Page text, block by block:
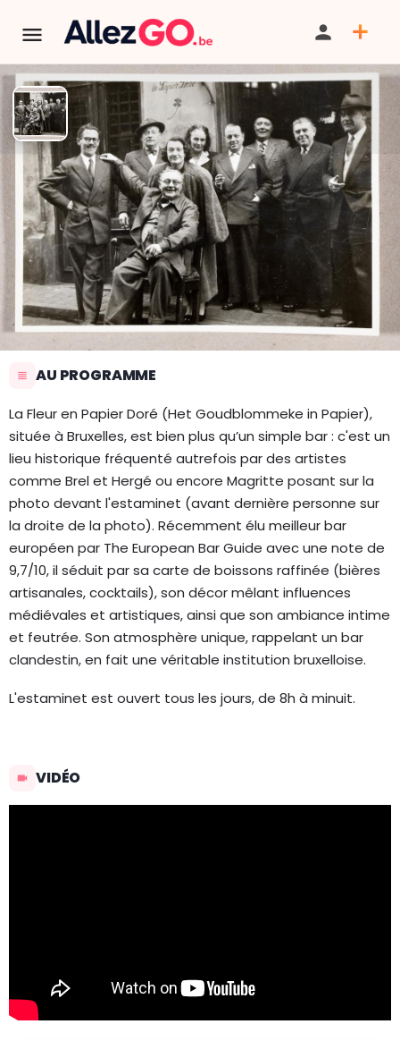
La Fleur en Papier Doré
TÉLÉPHONE
PARTAGER SAUVEGARDER
AU PROGRAMME
La Fleur en Papier Doré (Het Goudblommeke in Papier),
située à Bruxelles, est bien plus qu’un simple bar : c'est un
lieu historique fréquenté autrefois par des artistes
comme Brel et Hergé ou encore Magritte posant sur la
photo devant l'estaminet (avant dernière personne sur
la droite de la photo). Récemment élu meilleur bar
européen par The European Bar Guide avec une note de
9,7/10, il séduit par sa carte de boissons raffinée (bières
artisanales, cocktails), son décor mêlant influences
médiévales et artistiques, ainsi que son ambiance intime
et feutrée. Son atmosphère unique, rappelant un bar
clandestin, en fait une véritable institution bruxelloise.
L'estaminet est ouvert tous les jours, de 8h à minuit.
VIDÉO